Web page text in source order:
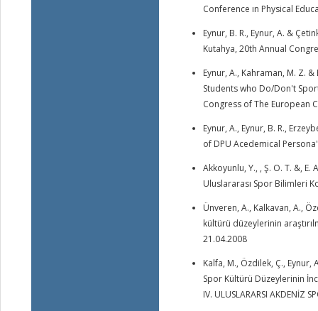
Conference ın Physical
Eynur, B. R., Eynur, A. &
Kutahya, 20th Annual
Eynur, A., Kahraman, M. Z.
Students who Do/Don't
Congress of The European
Eynur, A., Eynur, B. R.,
of DPU Acedemical
Akkoyunlu, Y., , Ş. O. T. &,
Uluslararası Spor Bilimleri
Ünveren, A., Kalkavan, A.,
kültürü düzeylerinin
21.04.2008
Kalfa, M., Özdilek, Ç., Eynur,
Spor Kültürü Düzeylerinin
IV. ULUSLARARSI AKDENİZ